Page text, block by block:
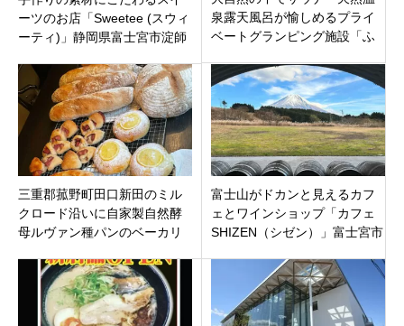
ーツのお店「Sweetee (スウィ
ーティ)」静岡県富士宮市淀師
泉露天風呂が愉しめるプライ
ベートグランピング施設「ふ
留郡富士河口湖町に8月4日オ
三重郡菰野町田口新田のミル
クロード沿いに自家製自然酵
母ルヴァン種パンのベーカリ
オープン。
富士山がドカンと見えるカフ
ェとワインショップ「カフェ
SHIZEN（シゼン）」富士宮市